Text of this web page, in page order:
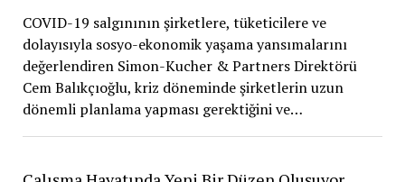
COVID-19 salgınının şirketlere, tüketicilere ve
dolayısıyla sosyo-ekonomik yaşama yansımalarını
değerlendiren Simon-Kucher & Partners Direktörü
Cem Balıkçıoğlu, kriz döneminde şirketlerin uzun
dönemli planlama yapması gerektiğini ve…